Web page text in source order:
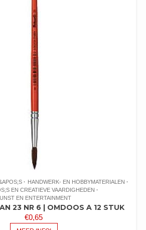
HANDWERK- EN HOBBYMATERIALEN
EN CREATIEVE VAARDIGHEDEN
EN ENTERTAINMENT
23 NR 6 | OMDOOS A 12 STUK
€0,65